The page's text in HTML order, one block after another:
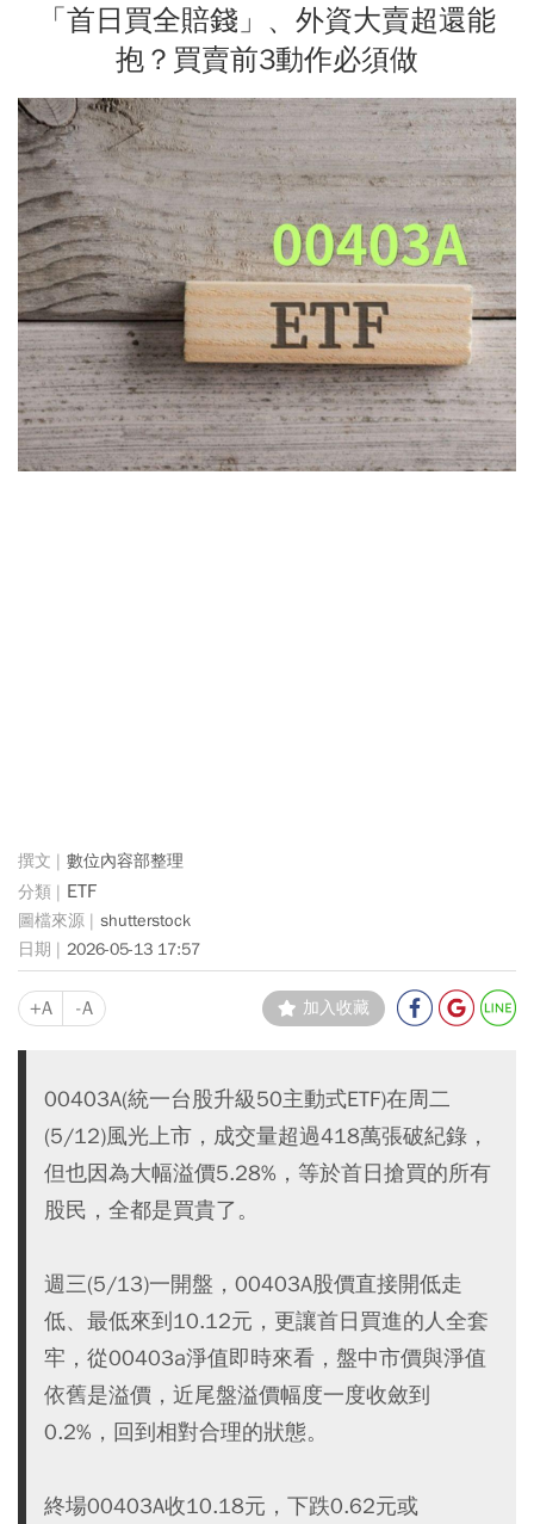
「首日買全賠錢」、外資大賣超還能
抱？買賣前3動作必須做
數位內容部整理
ETF
shutterstock
2026-05-13 17:57
+A -A 加入收藏
00403A(統一台股升級50主動式ETF)在周二
(5/12)風光上市，成交量超過418萬張破紀錄，
但也因為大幅溢價5.28%，等於首日搶買的所有
股民，全都是買貴了。
週三(5/13)一開盤，00403A股價直接開低走
低、最低來到10.12元，更讓首日買進的人全套
牢，從00403a淨值即時來看，盤中市價與淨值
依舊是溢價，近尾盤溢價幅度一度收斂到
0.2%，回到相對合理的狀態。
終場00403A收10.18元，下跌0.62元或